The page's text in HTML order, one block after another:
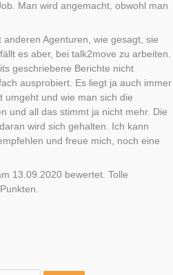
Man wird angemacht, obwohl man
anderen Agenturen, wie gesagt, sie
es aber, bei talk2move zu arbeiten.
geschriebene Berichte nicht
ausprobiert. Es liegt ja auch immer
umgeht und wie man sich die
und all das stimmt ja nicht mehr. Die
wird sich gehalten. Ich kann
und freue mich, noch eine
13.09.2020 bewertet. Tolle